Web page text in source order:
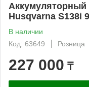
Аккумуляторный
Husqvarna S138i
В наличии
Код: 63649
Розница
227 000 ₸